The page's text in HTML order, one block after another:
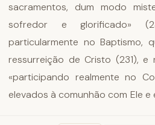
sacramentos, dum modo
sofredor e glorificado»
particularmente no Baptismo,
ressurreição de Cristo (231), e
«participando realmente no
elevados à comunhão com Ele e